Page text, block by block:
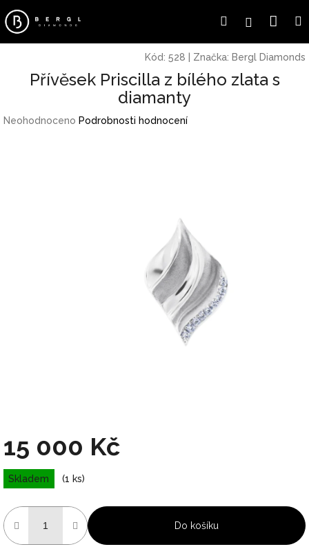
na
obsah
HledatPřihlášení
Kód: 528 Značka: Bergl Diamonds
Přívěsek Priscilla z bílého zlata s
diamanty
Průměrné
Neohodnoceno Podrobnosti hodnocení
15 000 Kč
Měrná
cena:
Skladem (1 ks)
Do košíku